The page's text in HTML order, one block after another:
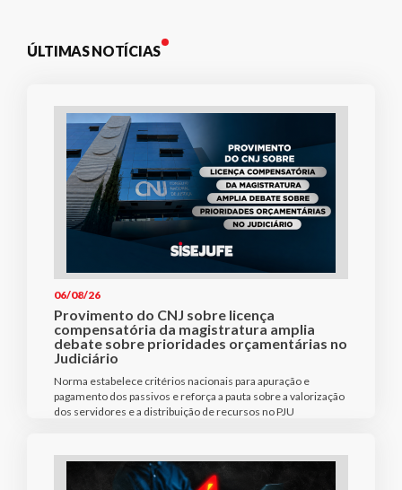
ÚLTIMAS NOTÍCIAS
06/08/26
Provimento do CNJ sobre licença
compensatória da magistratura amplia
debate sobre prioridades orçamentárias no
Judiciário
Norma estabelece critérios nacionais para apuração e
pagamento dos passivos e reforça a pauta sobre a valorização
dos servidores e a distribuição de recursos no PJU